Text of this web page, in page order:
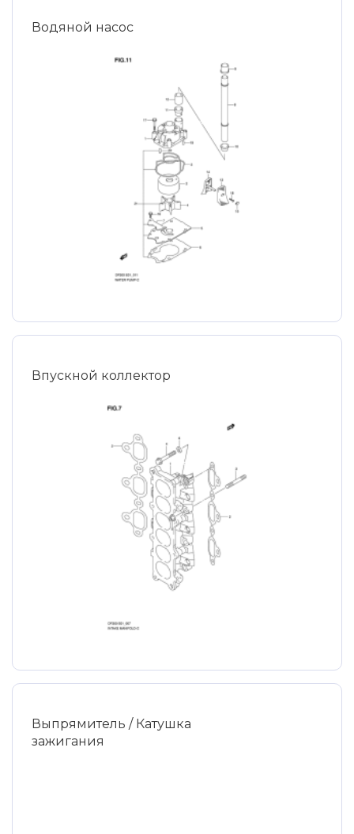
Водяной насос
Впускной коллектор
Выпрямитель / Катушка
зажигания